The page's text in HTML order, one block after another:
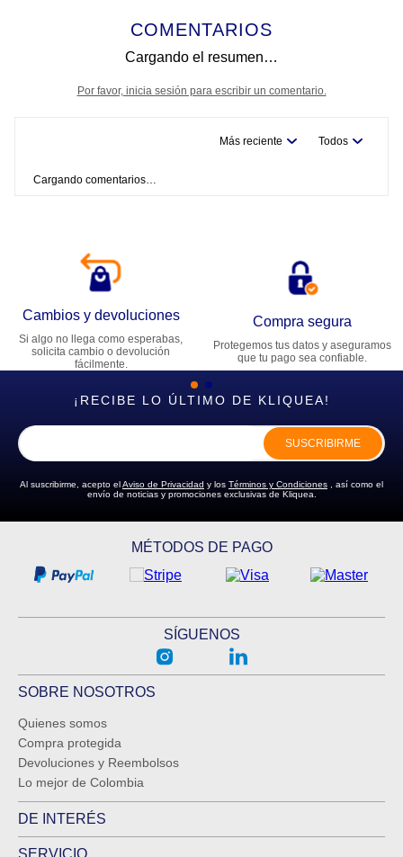
COMENTARIOS
Cargando el resumen…
Por favor, inicia sesión para escribir un comentario.
Más reciente Todos
Cargando comentarios…
Cambios y devoluciones
Si algo no llega como esperabas,
solicita cambio o devolución
fácilmente.
Compra segura
Protegemos tus datos y aseguramos
que tu pago sea confiable.
¡RECIBE LO ÚLTIMO DE KLIQUEA!
SUSCRIBIRME
Al suscribirme, acepto elAviso de Privacidad y los Términos y Condiciones , así como el
envío de noticias y promociones exclusivas de Kliquea.
MÉTODOS DE PAGO
SÍGUENOS
SOBRE NOSOTROS
Quienes somos
Compra protegida
Devoluciones y Reembolsos
Lo mejor de Colombia
DE INTERÉS
SERVICIO